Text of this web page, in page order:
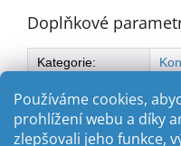
Používáme cookies,
prohlížení webu a díky
zlepšovali jeho funkce,
Doplňkové
Kategorie:
Typ